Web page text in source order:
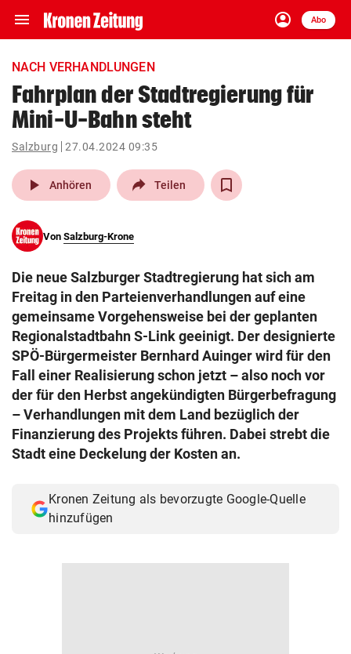
menu Navigation
ein-/ausklappen
account_circle
Anmelden
Abo
close Schließen
account_circle Anmelden
pin_drop
Wien arrow_right
search
eingeben
© Krone Multimedia GmbH & Co KG 2026
Muthgasse 2, 1190 Wien
NACH VERHANDLUNGEN
Fahrplan der Stadtregierung für
Mini-U-Bahn steht
Salzburg 27.04.2024 09:35
play_arrow Anhören Teilen
Von Salzburg-Krone
Die neue Salzburger Stadtregierung hat sich am
Freitag in den Parteienverhandlungen auf eine
gemeinsame Vorgehensweise bei der geplanten
Regionalstadtbahn S-Link geeinigt. Der designierte
SPÖ-Bürgermeister Bernhard Auinger wird für den
Fall einer Realisierung schon jetzt – also noch vor
der für den Herbst angekündigten Bürgerbefragung
– Verhandlungen mit dem Land bezüglich der
Finanzierung des Projekts führen. Dabei strebt die
Stadt eine Deckelung der Kosten an.
Kronen Zeitung als bevorzugte Google-Quelle
hinzufügen